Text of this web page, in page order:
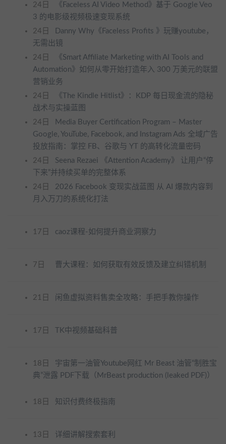
24日
《Faceless AI Video Method》基于 Google Veo
3 的电影级视频极速变现系统
24日
Danny Why《Faceless Profits 》玩赚youtube，
无需出镜
24日
《Smart Affiliate Marketing with AI Tools and
Automation》如何从零开始打造年入 300 万美元的联盟
营销业务
24日
《The Kindle Hitlist》：KDP 每日现金流的隐秘
战术与实操蓝图
24日
Media Buyer Certification Program – Master
Google, YouTube, Facebook, and Instagram Ads 全域广告
投放指南：掌控 FB、谷歌与 YT 的高转化流量密码
24日
Seena Rezaei 《Attention Academy》 让用户“停
下来”并持续买单的完整体系
24日
2026 Facebook 变现实战蓝图 从 AI 爆款内容到
月入万刀的系统化打法
17日 caoz课程-如何提升商业洞察力
7日 曹大课程：如何获取有效反馈及建立纠错机制
21日 闲鱼虚拟资料售卖全攻略：手把手教你操作
17日 TK中视频基础科普
18日
宇宙第一油管Youtube网红 Mr Beast 油管“制胜宝
典”泄露 PDF下载（MrBeast production (leaked PDF)）
18日 知识付费终极指南
13日 详细讲解搜索套利